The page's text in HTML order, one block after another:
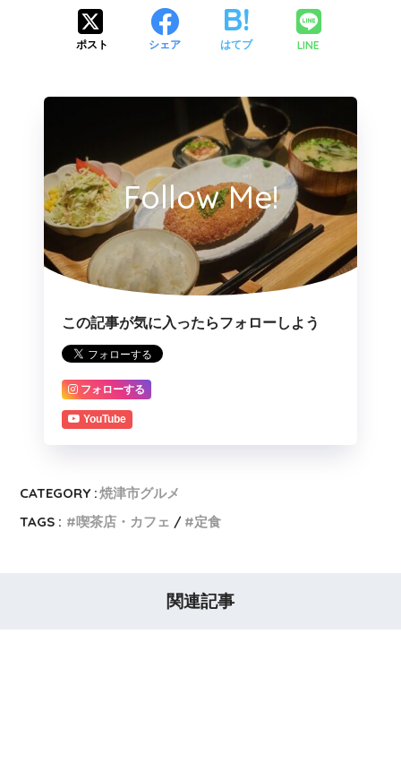
ポスト シェア はてブ LINE
Follow Me!
この記事が気に入ったらフォローしよう
フォローする
YouTube
CATEGORY :焼津市グルメ
TAGS :
喫茶店・カフェ 定食
関連記事